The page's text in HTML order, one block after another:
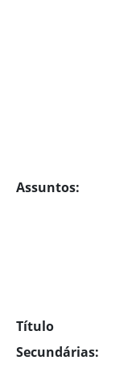
Assuntos:
Título
Secundárias: